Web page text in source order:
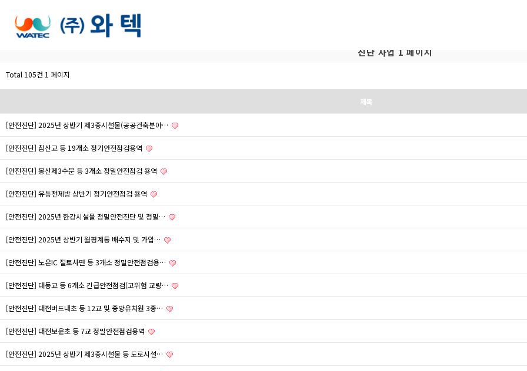
진단 사업 1 페이지
Total 105건 1 페이지
제목
[안전진단] 2025년 상반기 제3종시설물(공공건축분야…
[안전진단] 침산교 등 19개소 정기안전점검용역
[안전진단] 봉산제3수문 등 3개소 정밀안전점검 용역
[안전진단] 유등천제방 상반기 정기안전점검 용역
[안전진단] 2025년 한강시설물 정밀안전진단 및 정밀…
[안전진단] 2025년 상반기 월평계통 배수지 및 가압…
[안전진단] 노은IC 절토사면 등 3개소 정밀안전점검용…
[안전진단] 대동교 등 6개소 긴급안전점검(고위험 교량…
[안전진단] 대전버드내초 등 12교 및 중앙유치원 3종…
[안전진단] 대전보운초 등 7교 정밀안전점검용역
[안전진단] 2025년 상반기 제3종시설물 등 도로시설…